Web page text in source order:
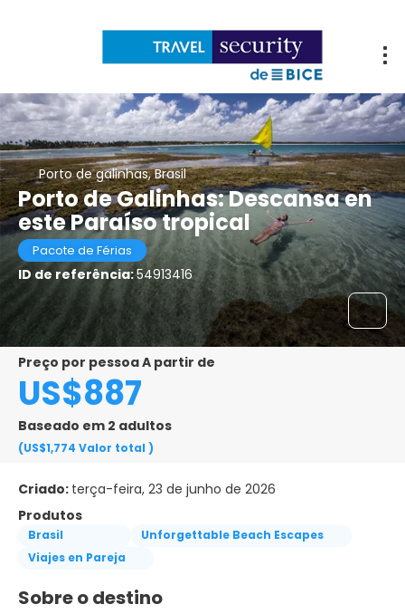
Porto de galinhas, Brasil
Porto de Galinhas: Descansa en
este Paraíso tropical
Pacote de Férias
ID de referência:54913416
Preço por pessoa A partir de
US$887
Baseado em 2 adultos
(US$1,774 Valor total )
Criado: terça-feira, 23 de junho de 2026
Produtos
Brasil
Unforgettable Beach Escapes
Viajes en Pareja
Sobre o destino